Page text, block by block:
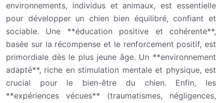
environnements, individus et animaux, est essentielle
pour développer un chien bien équilibré, confiant et
sociable. Une **éducation positive et cohérente**,
basée sur la récompense et le renforcement positif, est
primordiale dès le plus jeune âge. Un **environnement
adapté**, riche en stimulation mentale et physique, est
crucial pour le bien-être du chien. Enfin, les
**expériences vécues** (traumatismes, négligences,